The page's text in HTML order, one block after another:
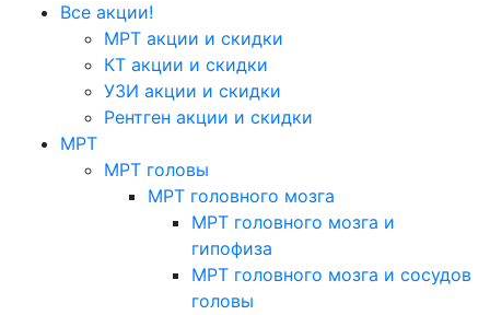
Все акции!
МРТ акции и скидки
КТ акции и скидки
УЗИ акции и скидки
Рентген акции и скидки
МРТ
МРТ головы
МРТ головного мозга
МРТ головного мозга и
гипофиза
МРТ головного мозга и сосудов
головы